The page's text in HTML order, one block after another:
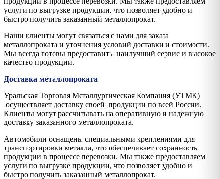
услуги по выгрузке продукции, что позволяет удобно и
быстро получить заказанный металлопрокат.
Наши клиенты могут связаться с нами для заказа
металлопроката и уточнения условий доставки и стоимости.
Мы всегда готовы предоставить наилучший сервис и высокое
качество продукции.
Доставка металлопроката
Уральская Торговая Металлургическая Компания (УТМК)
осуществляет доставку своей продукции по всей России.
Клиенты могут рассчитывать на оперативную и надежную
доставку заказанного металлопроката.
Автомобили оснащены специальными креплениями для
транспортировки металла, что обеспечивает сохранность
продукции в процессе перевозки. Мы также предоставляем
услуги по выгрузке продукции, что позволяет удобно и
быстро получить заказанный металлопрокат.